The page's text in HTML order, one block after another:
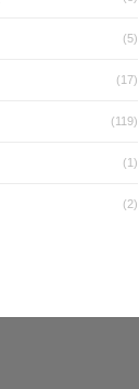
(5)
(17)
(119)
(1)
(2)